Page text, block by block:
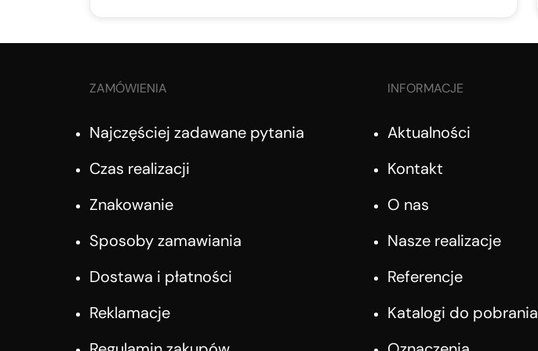
ZAMÓWIENIA
Najczęściej zadawane pytania
Czas realizacji
Znakowanie
Sposoby zamawiania
Dostawa i płatności
Reklamacje
INFORMACJE
Aktualności
Kontakt
O nas
Nasze realizacje
Referencje
Katalogi do pobrania